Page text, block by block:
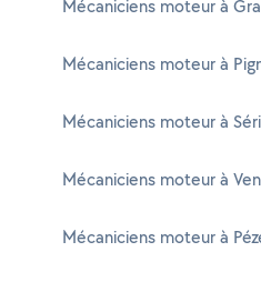
Mécaniciens moteur à
Mécaniciens moteur à
Mécaniciens moteur à
Mécaniciens moteur à
Mécaniciens moteur à